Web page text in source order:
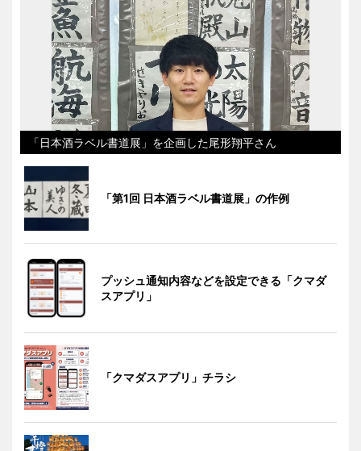
「日本酒ラベル書道展」を企画した尾形翔平さん
「第1回 日本酒ラベル書道展」の作例
プッシュ通知内容などを設定できる「クマダ
スアプリ」
「クマダスアプリ」チラシ